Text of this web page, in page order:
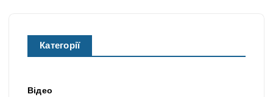
Категорії
Відео